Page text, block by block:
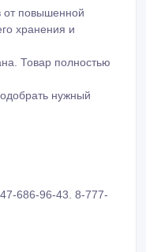
от повышенной
хранения и
нужный
686-96-43. 8-777-